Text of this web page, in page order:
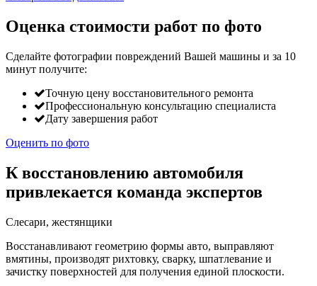
Оценка стоимости работ по фото
Сделайте фотографии повреждений Вашей машины и за 10
минут получите:
Точную цену восстановительного ремонта
Профессиональную консультацию специалиста
Дату завершения работ
Оценить по фото
К восстановлению автомобиля
привлекается команда экспертов
Слесари, жестянщики
Восстанавливают геометрию формы авто, выправляют
вмятины, производят рихтовку, сварку, шпатлевание и
зачистку поверхностей для получения единой плоскости.